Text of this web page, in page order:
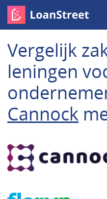
Vergelijk
leningen
Cannock